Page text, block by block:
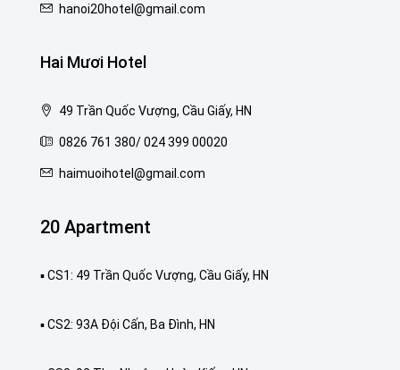
hanoi20hotel@gmail.com
Hai Mươi Hotel
49 Trần Quốc Vượng, Cầu Giấy, HN
0826 761 380/ 024 399 00020
haimuoihotel@gmail.com
20 Apartment
▪️ CS1: 49 Trần Quốc Vượng, Cầu Giấy, HN
▪️ CS2: 93A Đội Cấn, Ba Đình, HN